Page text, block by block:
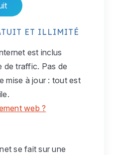
ET ILLIMITÉ
est inclus
de traffic. Pas de
mise à jour : tout est
web ?
se fait sur une